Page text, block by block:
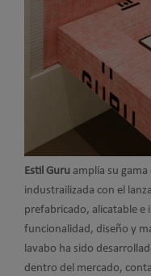
Estil Guru amplía su
industrailizada con el
prefabricado, alicatable e
funcionalidad, diseño y
lavabo ha sido
dentro del mercado,